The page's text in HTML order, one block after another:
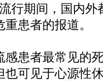
行期间，国内外
患者的报道。
患者最常见的死
也可见于心源性